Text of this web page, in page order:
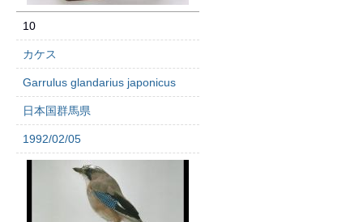
10
カケス
Garrulus glandarius japonicus
日本国群馬県
1992/02/05